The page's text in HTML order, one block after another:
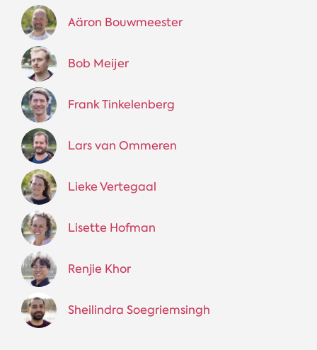
Aäron Bouwmeester
Bob Meijer
Frank Tinkelenberg
Lars van Ommeren
Lieke Vertegaal
Lisette Hofman
Renjie Khor
Sheilindra Soegriemsingh